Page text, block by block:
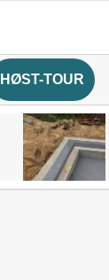
HØST-TOUR